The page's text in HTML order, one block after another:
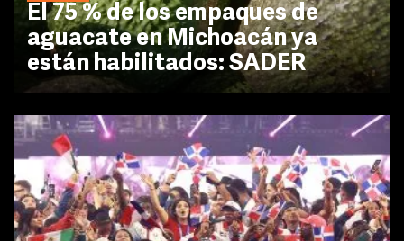
El 75 % de los empaques de
aguacate en Michoacán ya
están habilitados: SADER